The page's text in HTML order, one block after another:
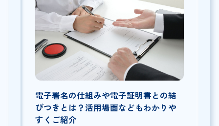
電子署名の仕組みや電子証明書との結
びつきとは？活用場面などもわかりや
すくご紹介